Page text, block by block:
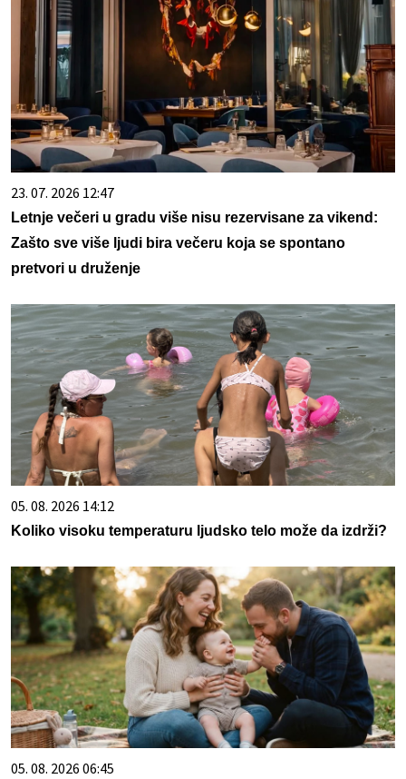
23. 07. 2026 12:47
Letnje večeri u gradu više nisu rezervisane za vikend:
Zašto sve više ljudi bira večeru koja se spontano
pretvori u druženje
05. 08. 2026 14:12
Koliko visoku temperaturu ljudsko telo može da izdrži?
05. 08. 2026 06:45